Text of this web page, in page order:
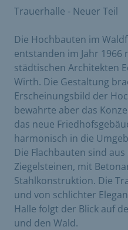
Trauerhalle - Neuer Teil
Die Hochbauten im
entstanden im Jahr 1966
städtischen Architekten
Wirth. Die Gestaltung
Erscheinungsbild der
bewahrte aber das
das neue
harmonisch in die
Die Flachbauten sind
Ziegelsteinen, mit
Stahlkonstruktion. Die
und von schlichter
Halle folgt der Blick auf
und den Wald.